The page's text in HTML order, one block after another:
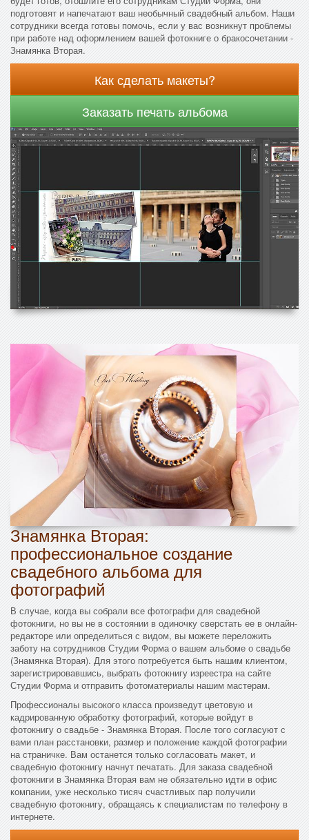
подготовят и напечатают ваш необычный свадебный альбом. Наши
сотрудники всегда готовы помочь, если у вас возникнут проблемы
при работе над оформлением вашей фотокниге о бракосочетании -
Знамянка Вторая.
Как сделать макеты?
Заказать печать альбома
Знамянка Вторая:
профессиональное создание
свадебного альбома для
фотографий
В случае, когда вы собрали все фотографи для свадебной
фотокниги, но вы не в состоянии в одиночку сверстать ее в онлайн-
редакторе или определиться с видом, вы можете переложить
заботу на сотрудников Студии Форма о вашем альбоме о свадьбе
(Знамянка Вторая). Для этого потребуется быть нашим клиентом,
зарегистрировавшись, выбрать фотокнигу изреестра на сайте
Студии Форма и отправить фотоматериалы нашим мастерам.
Профессионалы высокого класса произведут цветовую и
кадрированную обработку фотографий, которые войдут в
фотокнигу о свадьбе - Знамянка Вторая. После того согласуют с
вами план расстановки, размер и положение каждой фотографии
на страничке. Вам останется только согласовать макет, и
свадебную фотокнигу начнут печатать. Для заказа свадебной
фотокниги в Знамянка Вторая вам не обязательно идти в офис
компании, уже несколько тисяч счастливых пар получили
свадебную фотокнигу, обращаясь к специалистам по телефону в
интернете.